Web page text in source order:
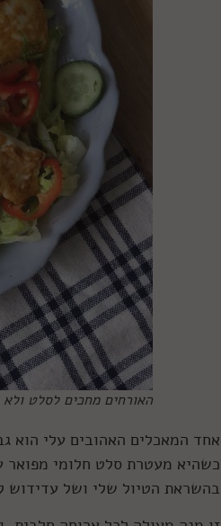
האורחים מחכים לסלט
אחד המאכלים האהובים עלי הוא
כשהיא מעטרת סלט חלומי מפואר
בהשראת הטיול שלי ושל עדידוש